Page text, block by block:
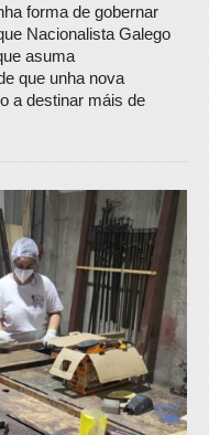
forma de gobernar
Nacionalista Galego
asuma
que unha nova
a destinar máis de